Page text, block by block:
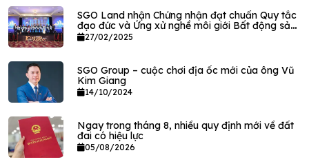
SGO Land nhận Chứng nhận đạt chuẩn Quy tắc
đạo đức và Ứng xử nghề môi giới Bất động sản
VPEC
27/02/2025
SGO Group – cuộc chơi địa ốc mới của ông Vũ
Kim Giang
14/10/2024
Ngay trong tháng 8, nhiều quy định mới về đất
đai có hiệu lực
05/08/2026